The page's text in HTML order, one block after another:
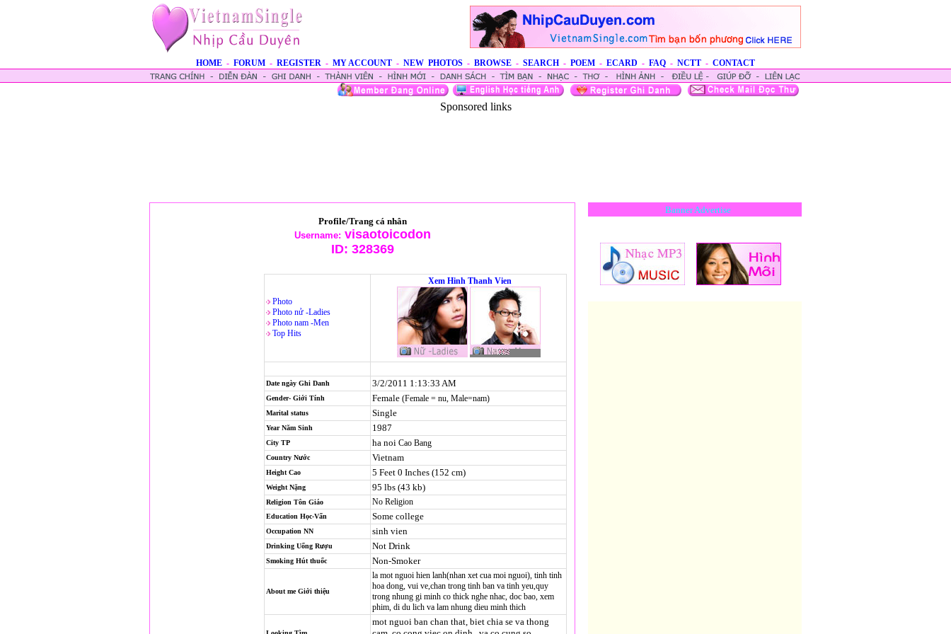
HOME - FORUM - REGISTER - MY ACCOUNT - NEW PHOTOS - BROWSE - SEARCH - POEM - ECARD - FAQ - NCTT - CONTACT
Sponsored links
Profile/Trang cá nhân
Username: visaotoicodon
ID: 328369
Photo
Photo nử -Ladies
Photo nam -Men
Top Hits
Xem Hinh Thanh Vien
Date ngày Ghi Danh 3/2/2011 1:13:33 AM
Gender- Giới Tính Female (Female = nu, Male=nam)
Marital status Single
Year Năm Sinh 1987
City TP ha noi Cao Bang
Country Nước Vietnam
Height Cao 5 Feet 0 Inches (152 cm)
Weight Nặng 95 lbs (43 kb)
Religion Tôn Giáo No Religion
Education Học-Vấn Some college
Occupation NN sinh vien
Drinking Uống Rượu Not Drink
Smoking Hút thuốc Non-Smoker
About me Giới thiệu
la mot nguoi hien lanh(nhan xet cua moi nguoi), tinh tinh
hoa dong, vui ve,chan trong tinh ban va tinh yeu,quy
trong nhung gi minh co thick nghe nhac, doc bao, xem
phim, di du lich va lam nhung dieu minh thich
mot nguoi ban chan that, biet chia se va thong
Banner Advertise